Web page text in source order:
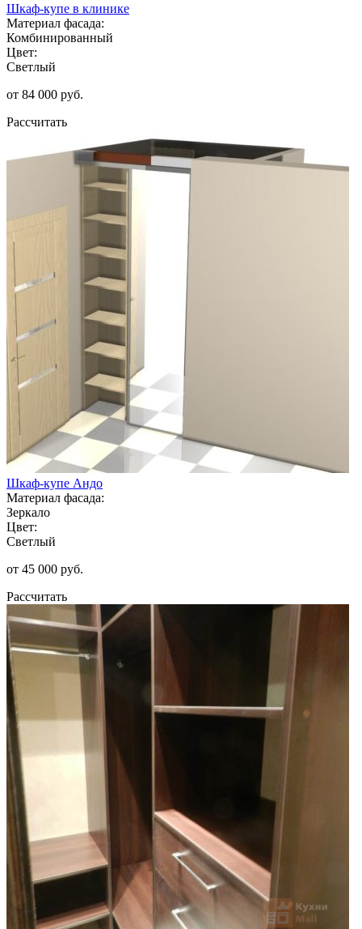
Шкаф-купе в клинике
Материал фасада:
Комбинированный
Цвет:
Светлый
от 84 000 руб.
Рассчитать
Шкаф-купе Андо
Материал фасада:
Зеркало
Цвет:
Светлый
от 45 000 руб.
Рассчитать